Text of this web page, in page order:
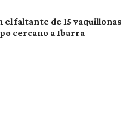
faltante de 15 vaquillonas
cercano a Ibarra